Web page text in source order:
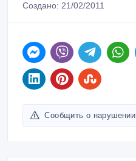
Создано: 21/02/2011
Сообщить о нарушении